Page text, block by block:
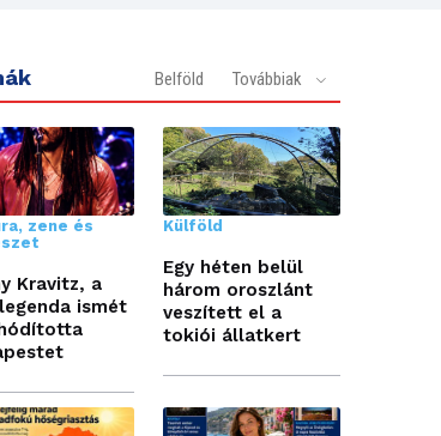
Belföld Továbbiak
zene és
Kravitz, a
ismét
Külföld
Egy héten belül
három oroszlánt
veszített el a
tokiói állatkert